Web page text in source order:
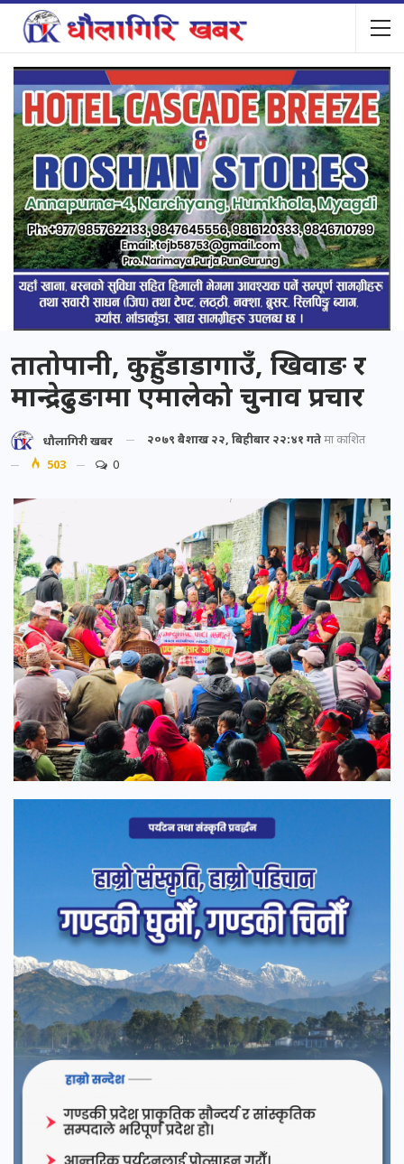
तातोपानी, कुहुँ, डाडागाउँ, खिवाङ र
मान्द्रेढुङामा एमालेको चुनाव प्रचार
धौलागिरी खबर २०७९ बैशाख २२, बिहीबार २२:४१ गतेमा प्रकाशित
503
0